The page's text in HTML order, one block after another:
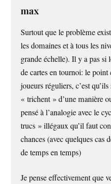
max
Surtout que le problème
les domaines et à tous les
grande échelle). Il y a pas
de cartes en tournoi: le
joueurs réguliers, c’est
« trichent » d’une manière
pensé à l’analogie avec le
trucs » illégaux qu’il faut
chances (avec quelques cas
de temps en temps)
Je pense effectivement que